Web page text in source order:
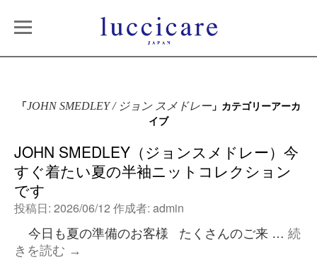
「JOHN SMEDLEY / ジョン スメドレー」カテゴリーアーカ
イブ
JOHN SMEDLEY（ジョンスメドレー）今
すぐ着たい夏の半袖ニットコレクション
です
投稿日: 2026/06/12 作成者: admin
今日も夏の準備のお客様 たくさんのご来 … 続
きを読む →